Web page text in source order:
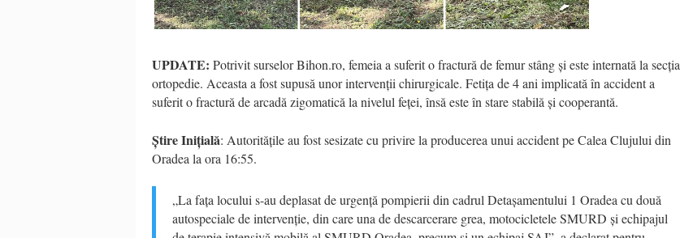
UPDATE: Potrivit surselor Bihon.ro, femeia a suferit o fractură de femur stâng și este internată la secția
ortopedie. Aceasta a fost supusă unor intervenții chirurgicale. Fetița de 4 ani implicată în accident a
suferit o fractură de arcadă zigomatică la nivelul feței, însă este în stare stabilă și cooperantă.
Știre Inițială: Autoritățile au fost sesizate cu privire la producerea unui accident pe Calea Clujului din
Oradea la ora 16:55.
„La fața locului s-au deplasat de urgență pompierii din cadrul Detașamentului 1 Oradea cu două
autospeciale de intervenție, din care una de descarcerare grea, motocicletele SMURD și echipajul